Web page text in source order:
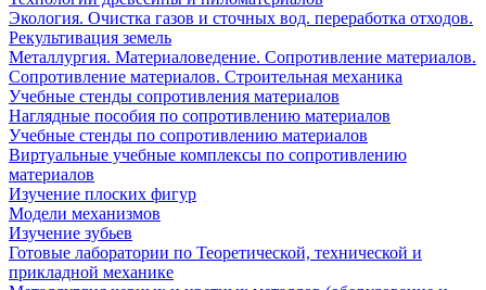
Экология. Очистка газов и сточных вод. переработка отходов.
Рекультивация земель
Металлургия. Материаловедение. Сопротивление материалов.
Сопротивление материалов. Строительная механика
Учебные стенды сопротивления материалов
Наглядные пособия по сопротивлению материалов
Учебные стенды по сопротивлению материалов
Виртуальные учебные комплексы по сопротивлению
материалов
Изучение плоских фигур
Модели механизмов
Изучение зубьев
Готовые лаборатории по Теоретической, технической и
прикладной механике